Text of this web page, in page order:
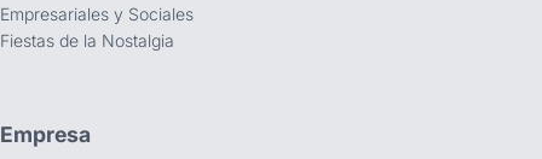
Empresariales y Sociales
Fiestas de la Nostalgia
Empresa